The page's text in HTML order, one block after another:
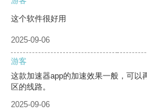
这个软件很好用
2025-09-06
游客
这款加速器app的加速效果一般，可以
区的线路。
2025-09-06